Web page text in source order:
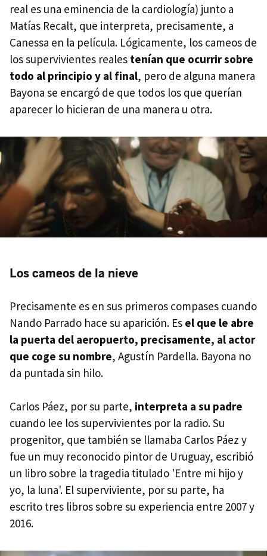
real es una eminencia de la cardiología) junto a
Matías Recalt, que interpreta, precisamente, a
Canessa en la película. Lógicamente, los cameos de
los supervivientes reales tenían que ocurrir sobre
todo al principio y al final, pero de alguna manera
Bayona se encargó de que todos los que querían
aparecer lo hicieran de una manera u otra.
Los cameos de la nieve
Precisamente es en sus primeros compases cuando
Nando Parrado hace su aparición. Es el que le abre
la puerta del aeropuerto, precisamente, al actor
que coge su nombre, Agustín Pardella. Bayona no
da puntada sin hilo.
Carlos Páez, por su parte, interpreta a su padre
cuando lee los supervivientes por la radio. Su
progenitor, que también se llamaba Carlos Páez y
fue un muy reconocido pintor de Uruguay, escribió
un libro sobre la tragedia titulado 'Entre mi hijo y
yo, la luna'. El superviviente, por su parte, ha
escrito tres libros sobre su experiencia entre 2007 y
2016.